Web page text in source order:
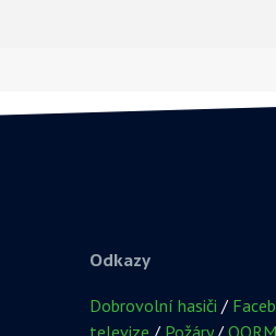
Odkazy
Dobrovolní hasiči /
televize / Požáry/